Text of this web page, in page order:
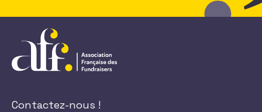
Contactez-nous !